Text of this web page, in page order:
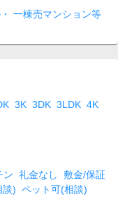
一棟売マンション等
3K 3DK 3LDK 4K
ン 礼金なし
敷金/保証
談) ペット可(相談)